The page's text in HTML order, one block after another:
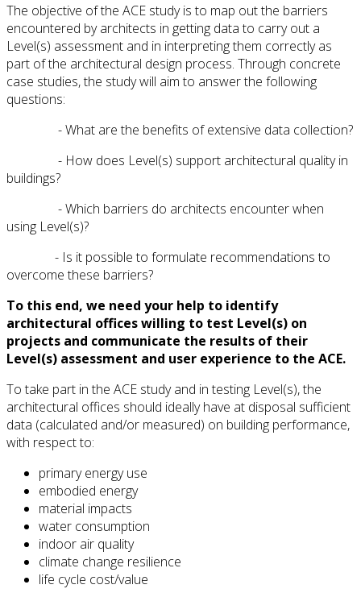
The objective of the ACE study is to map out the barriers
encountered by architects in getting data to carry out a
Level(s) assessment and in interpreting them correctly as
part of the architectural design process. Through concrete
case studies, the study will aim to answer the following
questions:
- What are the benefits of extensive data collection?
- How does Level(s) support architectural quality in
buildings?
- Which barriers do architects encounter when
using Level(s)?
- Is it possible to formulate recommendations to
overcome these barriers?
To this end, we need your help to identify
architectural offices willing to test Level(s) on
projects and communicate the results of their
Level(s) assessment and user experience to the ACE.
To take part in the ACE study and in testing Level(s), the
architectural offices should ideally have at disposal sufficient
data (calculated and/or measured) on building performance,
with respect to:
primary energy use
embodied energy
material impacts
water consumption
indoor air quality
climate change resilience
life cycle cost/value